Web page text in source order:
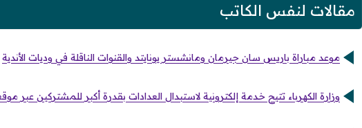
مقالات لنفس الكاتب
موعد مباراة باريس سان جيرمان ومانشستر يونايتد والقنوات الناقلة في وديات الأندية
وزارة الكهرباء تتيح خدمة إلكترونية لاستبدال العدادات بقدرة أكبر للمشتركين عبر